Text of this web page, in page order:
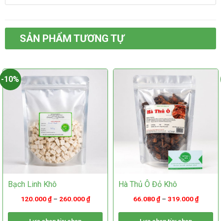
có
thể.
Các
thể
được
trang
sản
phẩm
thể.
được
chọn
trên
trang
sản
phẩm
SẢN PHẨM TƯƠNG TỰ
-10%
Bạch Linh Khô
120.000₫– 260.000₫
Hà Thủ Ô Đỏ Khô
66.080₫– 319.000₫